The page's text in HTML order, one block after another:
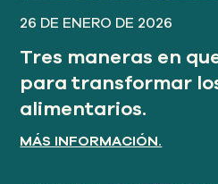
26 DE ENERO DE 2026
Tres maneras en
para transformar
alimentarios.
MÁS INFORMACIÓN.